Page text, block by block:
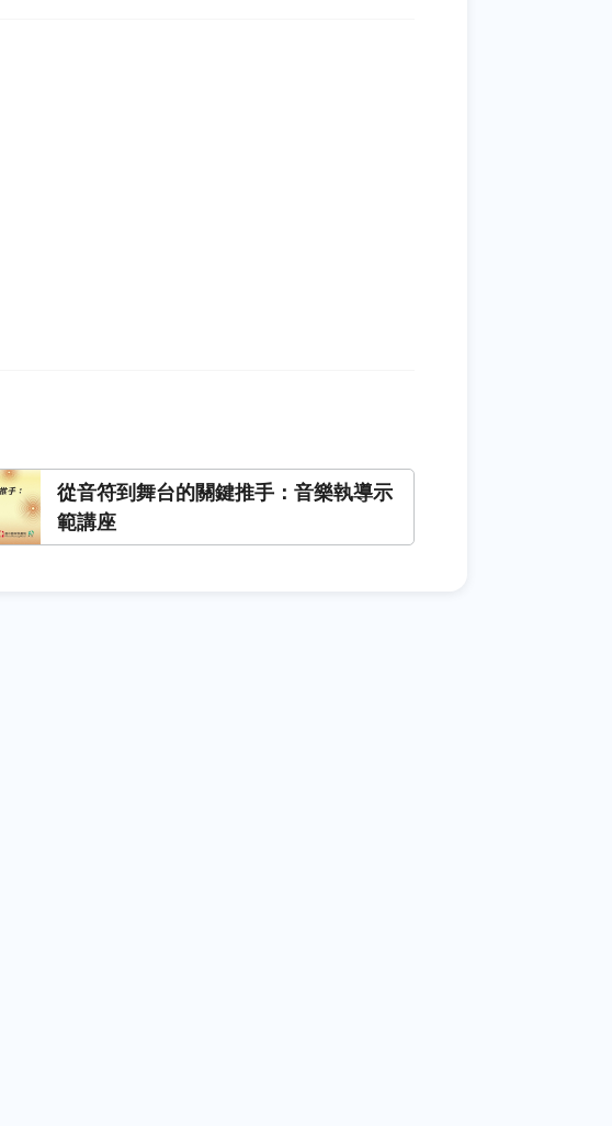
從音符到舞台的關鍵推手：音樂執導示
範講座